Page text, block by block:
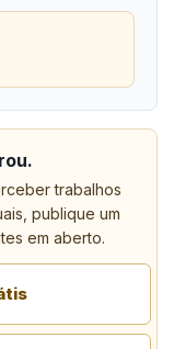
trabalhos
publique um
em aberto.